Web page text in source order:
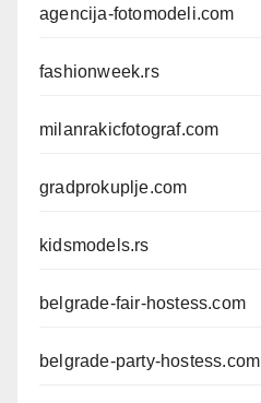
agencija-fotomodeli.com
fashionweek.rs
milanrakicfotograf.com
gradprokuplje.com
kidsmodels.rs
belgrade-fair-hostess.com
belgrade-party-hostess.com